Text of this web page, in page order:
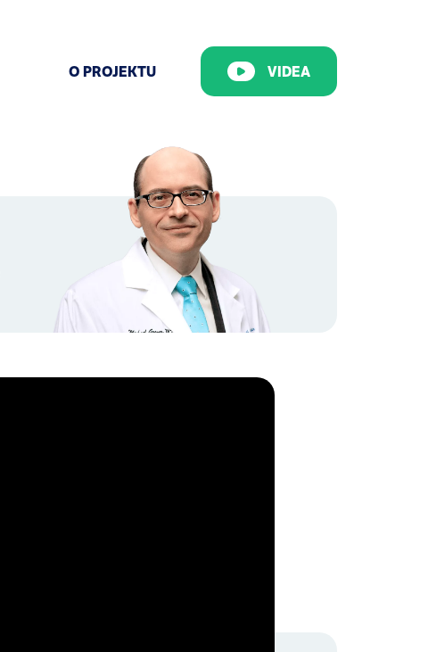
O PROJEKTU VIDEA